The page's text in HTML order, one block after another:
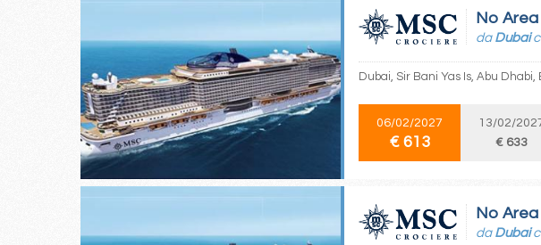
No Area
da Dubai
Dubai, Sir Bani Yas Is, Abu
06/02/2027
€ 613
13/02/
€ 633
No Area
da Dubai